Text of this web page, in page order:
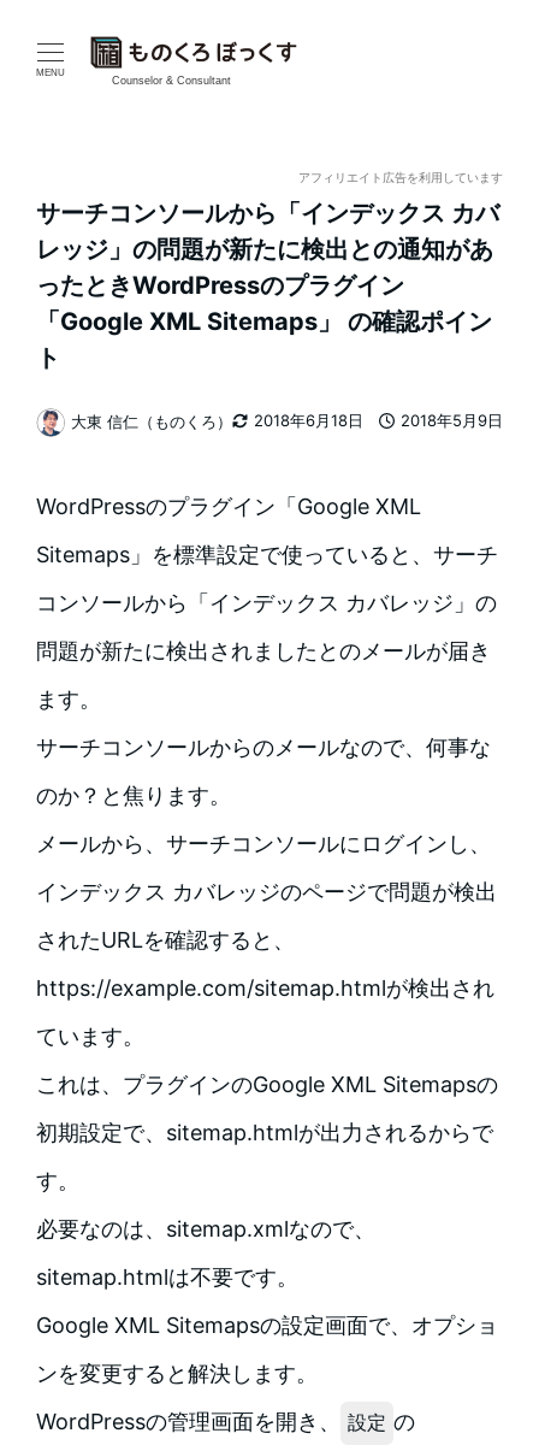
MENU
Counselor & Consultant
アフィリエイト広告を利用しています
サーチコンソールから「インデックス カバ
レッジ」の問題が新たに検出との通知があ
ったときWordPressのプラグイン
「Google XML Sitemaps」 の確認ポイン
ト
2018年6月18日
2018年5月9日
著
大東 信仁（ものくろ）
WordPressのプラグイン「Google XML
Sitemaps」を標準設定で使っていると、サーチ
コンソールから「インデックス カバレッジ」の
問題が新たに検出されましたとのメールが届き
ます。
サーチコンソールからのメールなので、何事な
のか？と焦ります。
メールから、サーチコンソールにログインし、
インデックス カバレッジのページで問題が検出
されたURLを確認すると、
https://example.com/sitemap.htmlが検出され
ています。
これは、プラグインのGoogle XML Sitemapsの
初期設定で、sitemap.htmlが出力されるからで
す。
必要なのは、sitemap.xmlなので、
sitemap.htmlは不要です。
Google XML Sitemapsの設定画面で、オプショ
ンを変更すると解決します。
WordPressの管理画面を開き、
設定 の